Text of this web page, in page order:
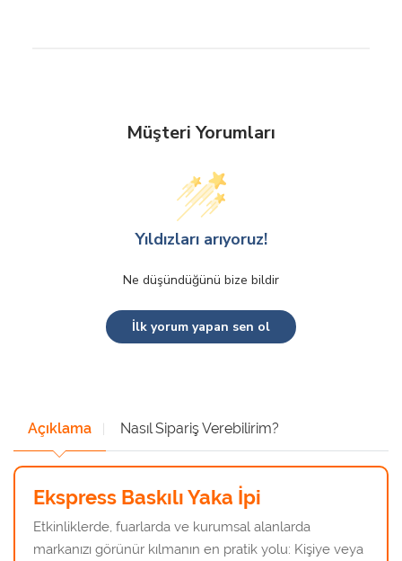
Müşteri Yorumları
Yıldızları arıyoruz!
Ne düşündüğünü bize bildir
İlk yorum yapan sen ol
Açıklama Nasıl Sipariş Verebilirim?
Ekspress Baskılı Yaka İpi
Etkinliklerde, fuarlarda ve kurumsal alanlarda
markanızı görünür kılmanın en pratik yolu: Kişiye veya